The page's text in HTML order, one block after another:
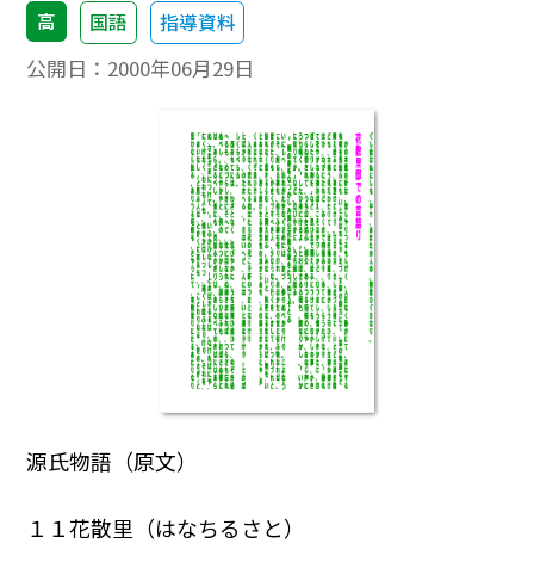
高 国語 指導資料
公開日： 2000年06月29日
源氏物語（原文）
１１花散里（はなちるさと）